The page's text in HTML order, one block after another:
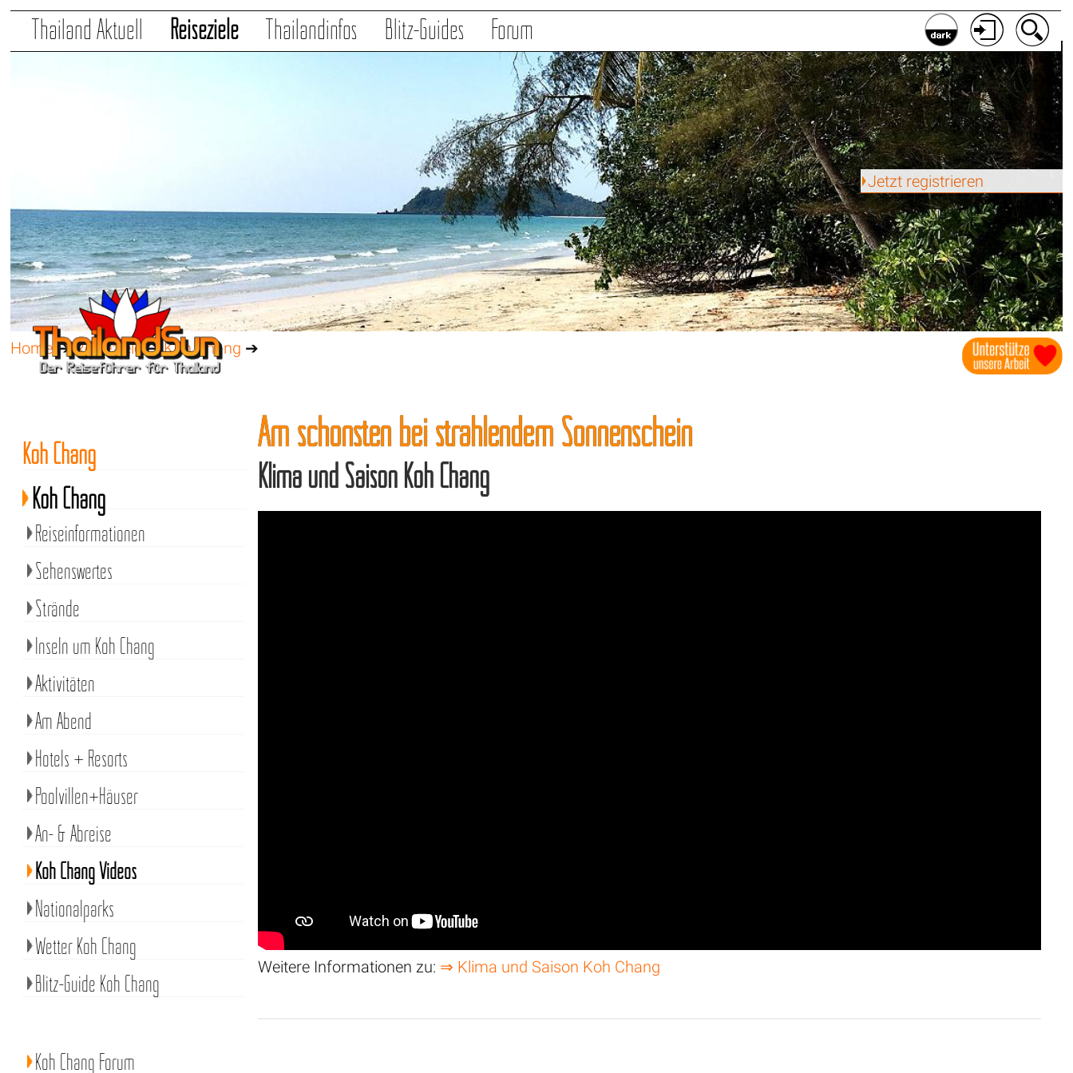
Thailand Aktuell Reiseziele Thailandinfos Blitz-Guides Forum
Jetzt registrieren
Home➔Reiseziele➔Koh Chang ➔
Am schönsten bei strahlendem Sonnenschein
Klima und Saison Koh Chang
Weitere Informationen zu: ⇒ Klima und Saison Koh Chang
Koh Chang
Koh Chang
Reiseinformationen
Sehenswertes
Strände
Inseln um Koh Chang
Aktivitäten
Am Abend
Hotels + Resorts
Poolvillen+Häuser
An- & Abreise
Koh Chang Videos
Nationalparks
Wetter Koh Chang
Blitz-Guide Koh Chang
Koh Chang Forum